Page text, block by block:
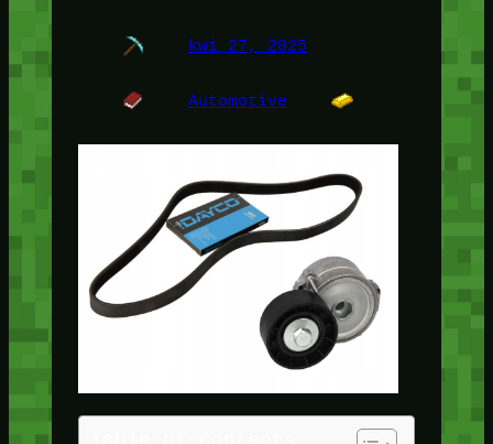
kwi 27, 2025
Automotive